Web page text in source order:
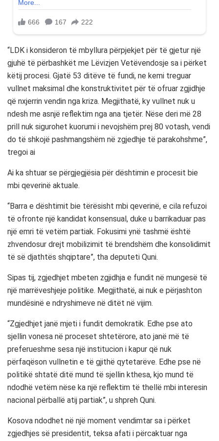
“LDK i konsideron të mbyllura përpjekjet për të gjetur një
gjuhë të përbashkët me Lëvizjen Vetëvendosje sa i përket
këtij procesi. Gjatë 53 ditëve të fundi, ne kemi treguar
vullnet maksimal dhe konstruktivitet për të ofruar zgjidhje
që nxjerrin vendin nga kriza. Megjithatë, ky vullnet nuk u
ndesh me asnjë reflektim nga ana tjetër. Nëse deri më 28
prill nuk sigurohet kuorumi i nevojshëm prej 80 votash, vendi
do të shkojë pashmangshëm në zgjedhje të parakohshme”,
tregoi ai
Ai ka shtuar se përgjegjësia për dështimin e procesit bie
mbi qeverinë aktuale.
“Barra e dështimit bie tërësisht mbi qeverinë, e cila refuzoi
të ofronte një kandidat konsensual, duke u barrikaduar pas
një emri të vetëm partiak. Fokusimi ynë tashmë është
zhvendosur drejt mobilizimit të brendshëm dhe konsolidimit
të së djathtës shqiptare”, tha deputeti Quni.
Sipas tij, zgjedhjet mbeten zgjidhja e fundit në mungesë të
një marrëveshjeje politike. Megjithatë, ai nuk e përjashton
mundësinë e ndryshimeve në ditët në vijim.
“Zgjedhjet janë mjeti i fundit demokratik. Edhe pse ato
sjellin vonesa në proceset shtetërore, ato janë më të
preferueshme sesa një institucion i kapur që nuk
përfaqëson vullnetin e të gjithë qytetarëve. Edhe pse në
politikë shtatë ditë mund të sjellin kthesa, kjo mund të
ndodhë vetëm nëse ka një reflektim të thellë mbi interesin
nacional përballë atij partiak”, u shpreh Quni.
Kosova ndodhet në një moment vendimtar sa i përket
zgjedhjes së presidentit, teksa afati i përcaktuar nga